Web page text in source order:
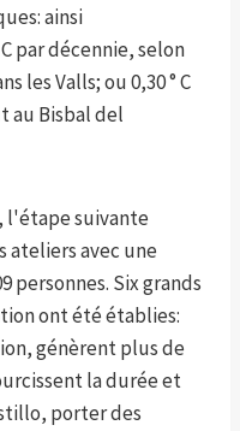
ainsi
par décennie, selon
les Valls; ou 0,30 ° C
au Bisbal del
l'étape suivante
ateliers avec une
personnes. Six grands
ont été établies:
génèrent plus de
la durée et
porter des